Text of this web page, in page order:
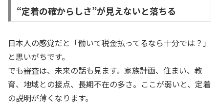
“定着の確からしさ”が見えないと落ちる
日本人の感覚だと「働いて税金払ってるなら十分では？」
と思いがちです。
でも審査は、未来の話も見ます。家族計画、住まい、教
育、地域との接点、長期不在の多さ。ここが弱いと、定着
の説明が薄くなります。